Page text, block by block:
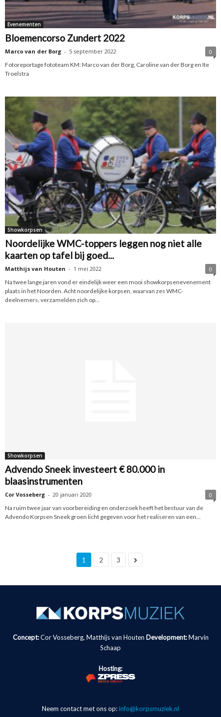
Evenementen
Bloemencorso Zundert 2022
Marco van der Borg - 5 september 2022
0
Fotoreportage fototeam KM: Marco van der Borg, Caroline van der Borg en Ite
Troelstra
Showkorpsen
Noordelijke WMC-toppers leggen nog niet alle
kaarten op tafel bij goed...
Matthijs van Houten - 1 mei 2022
0
Na twee lange jaren vond er eindelijk weer een mooi showkorpsenevenement
plaats in het Noorden. Acht noordelijke korpsen, waarvan zes WMC-
deelnemers, verzamelden zich op...
Showkorpsen
Advendo Sneek investeert € 80.000 in
blaasinstrumenten
Cor Vosseberg - 20 januari 2020
0
Na ruim twee jaar van voorbereiding en onderzoek heeft het bestuur van de
Advendo Korpsen Sneek groen licht gegeven voor het realiseren van een...
1 2 3
Concept:Cor Vosseberg, Matthijs van Houten Development: Marvin
Schaap
Hosting:
Neem contact met ons op:info@korpsmuziek.nl